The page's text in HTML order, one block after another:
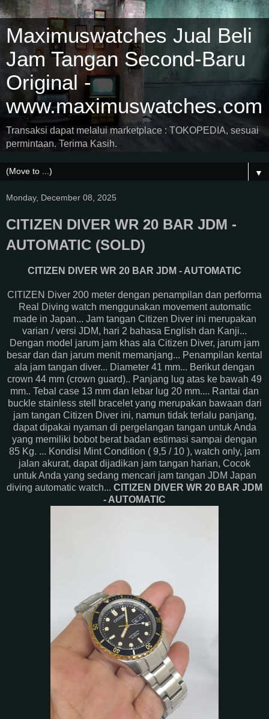
Maximuswatches Jual Beli
Jam Tangan Second-Baru
Original -
www.maximuswatches.com
Transaksi dapat melalui marketplace : TOKOPEDIA, sesuai
permintaan. Terima Kasih.
▼
Monday, December 08, 2025
CITIZEN DIVER WR 20 BAR JDM -
AUTOMATIC (SOLD)
CITIZEN DIVER WR 20 BAR JDM - AUTOMATIC
CITIZEN Diver 200 meter dengan penampilan dan performa
Real Diving watch menggunakan movement automatic
made in Japan... Jam tangan Citizen Diver ini merupakan
varian / versi JDM, hari 2 bahasa English dan Kanji...
Dengan model jarum jam khas ala Citizen Diver, jarum jam
besar dan dan jarum menit memanjang... Penampilan kental
ala jam tangan diver... Diameter 41 mm... Berikut dengan
crown 44 mm (crown guard).. Panjang lug atas ke bawah 49
mm.. Tebal case 13 mm dan lebar lug 20 mm.... Rantai dan
buckle stainless stell bracelet yang merupakan bawaan dari
jam tangan Citizen Diver ini, namun tidak terlalu panjang,
dapat dipakai nyaman di pergelangan tangan untuk Anda
yang memiliki bobot berat badan estimasi sampai dengan
85 Kg. ... Kondisi Mint Condition ( 9,5 / 10 ), watch only, jam
jalan akurat, dapat dijadikan jam tangan harian, Cocok
untuk Anda yang sedang mencari jam tangan JDM Japan
diving automatic watch... CITIZEN DIVER WR 20 BAR JDM
- AUTOMATIC